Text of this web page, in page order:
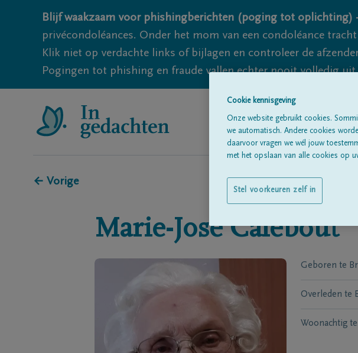
Blijf waakzaam voor phishingberichten (poging tot oplichting)
privécondoléances. Onder het mom van een condoléance
Klik niet op verdachte links of bijlagen en controleer de
Pogingen tot phishing en fraude vallen echter nooit volledig
← Vorige
Marie-José Calebout
Geboren te
Overleden te
Woonachtig te
Cookie kennisgeving
Onze website gebruikt cookies.
we automatisch. Andere cookies
daarvoor vragen we wél jouw
met het opslaan van alle cookies op
Stel voorkeuren zelf in